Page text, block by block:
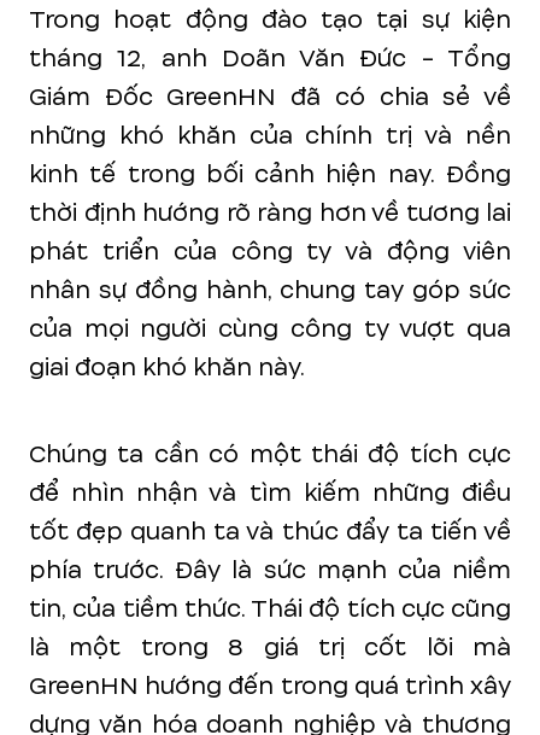
Trong hoạt động đào tạo tại sự kiện
tháng 12, anh Doãn Văn Đức - Tổng
Giám Đốc GreenHN đã có chia sẻ về
những khó khăn của chính trị và nền
kinh tế trong bối cảnh hiện nay. Đồng
thời định hướng rõ ràng hơn về tương lai
phát triển của công ty và động viên
nhân sự đồng hành, chung tay góp sức
của mọi người cùng công ty vượt qua
giai đoạn khó khăn này.
Chúng ta cần có một thái độ tích cực
để nhìn nhận và tìm kiếm những điều
tốt đẹp quanh ta và thúc đẩy ta tiến về
phía trước. Đây là sức mạnh của niềm
tin, của tiềm thức. Thái độ tích cực cũng
là một trong 8 giá trị cốt lõi mà
GreenHN hướng đến trong quá trình xây
dựng văn hóa doanh nghiệp và thương